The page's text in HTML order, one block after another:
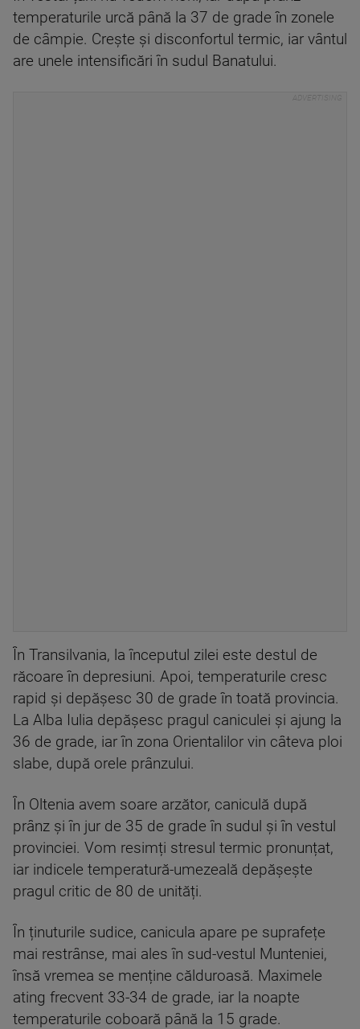
temperaturile urcă până la 37 de grade în zonele
de câmpie. Crește și disconfortul termic, iar vântul
are unele intensificări în sudul Banatului.
În Transilvania, la începutul zilei este destul de
răcoare în depresiuni. Apoi, temperaturile cresc
rapid și depășesc 30 de grade în toată provincia.
La Alba Iulia depășesc pragul caniculei și ajung la
36 de grade, iar în zona Orientalilor vin câteva ploi
slabe, după orele prânzului.
În Oltenia avem soare arzător, caniculă după
prânz și în jur de 35 de grade în sudul și în vestul
provinciei. Vom resimți stresul termic pronunțat,
iar indicele temperatură-umezeală depășește
pragul critic de 80 de unități.
În ținuturile sudice, canicula apare pe suprafețe
mai restrânse, mai ales în sud-vestul Munteniei,
însă vremea se menține călduroasă. Maximele
ating frecvent 33-34 de grade, iar la noapte
temperaturile coboară până la 15 grade.